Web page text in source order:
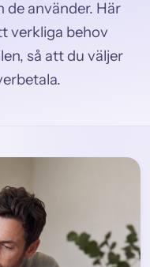
de använder. Här
verkliga behov
så att du väljer